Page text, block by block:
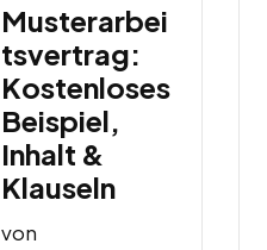
Musterarbei
tsvertrag:
Kostenloses
Beispiel,
Inhalt &
Klauseln
von